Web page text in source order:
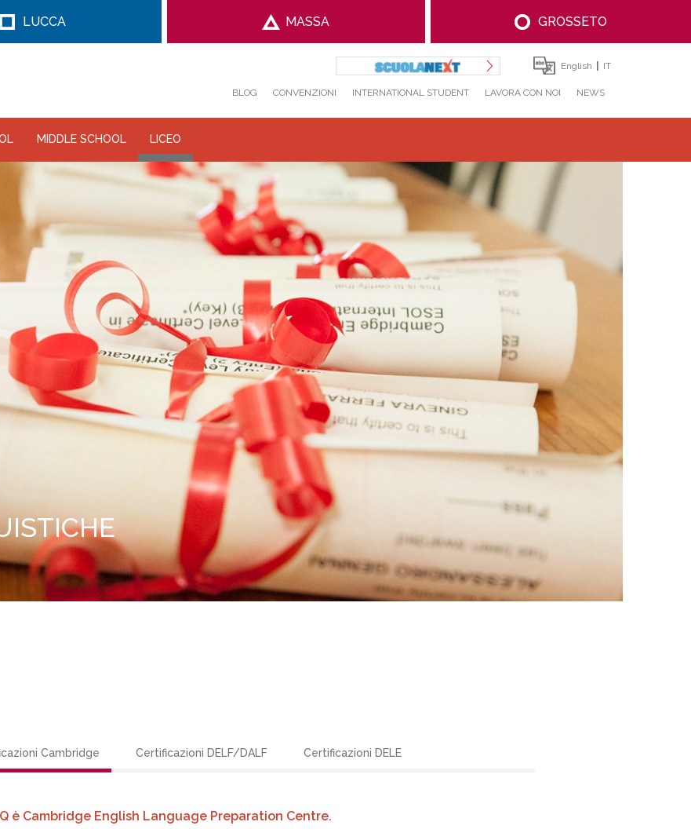
LUCCA MASSA GROSSETO
English IT
BLOG CONVENZIONI INTERNATIONAL STUDENT LAVORA CON NOI NEWS
MIDDLE SCHOOL LICEO
Cambridge Certificazioni DELF/DALF Certificazioni DELE
è Cambridge English Language Preparation Centre.